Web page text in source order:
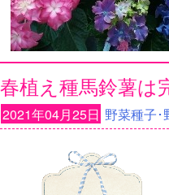
春植え種馬鈴薯は
2021年04月25日 野菜種子･